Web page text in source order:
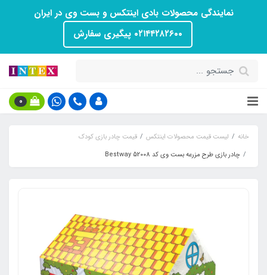
نمایندگی محصولات بادی اینتکس و بست وی در ایران
۰۲۱۴۴۲۸۲۶۰۰ پیگیری سفارش
0
خانه لیست قیمت محصولات اینتکس
قیمت چادر بازی کودک
چادر بازی طرح مزرعه بست وی کد Bestway 52008